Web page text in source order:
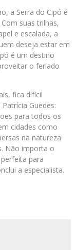
a Serra do Cipó é
suas trilhas,
e escalada, a
deseja estar em
é um destino
o feriado
fica difícil
Guedes:
para todos os
cidades como
na natureza
Não importa o
para
a especialista.